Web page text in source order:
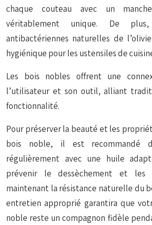
chaque couteau avec un
véritablement unique. De
antibactériennes naturelles de
hygiénique pour les ustensiles de
Les bois nobles offrent une
l’utilisateur et son outil, alliant
fonctionnalité.
Pour préserver la beauté et les
bois noble, il est recommandé
régulièrement avec une huile
prévenir le dessèchement et les
maintenant la résistance naturelle du
entretien approprié garantira que
noble reste un compagnon fidèle